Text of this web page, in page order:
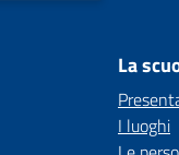
La
I luoghi